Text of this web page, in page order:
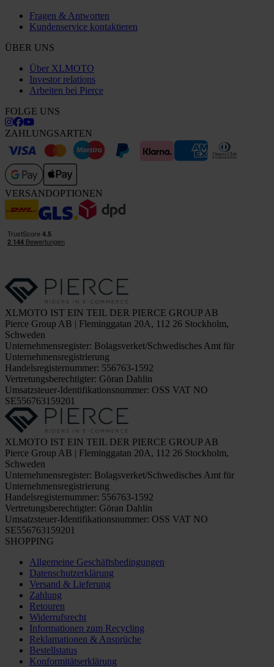
Fragen & Antworten
Kundenservice kontaktieren
ÜBER UNS
Über XLMOTO
Investor relations
Arbeiten bei Pierce
FOLGE UNS
ZAHLUNGSARTEN
VERSANDOPTIONEN
XLMOTO IST EIN TEIL DER PIERCE GROUP AB
Pierce Group AB | Fleminggatan 20A, 112 26 Stockholm,
Schweden
Unternehmensregister: Bolagsverket/Schwedisches Amt für
Unternehmensregistrierung
Handelsregisternummer: 556763-1592
Vertretungsberechtigter: Göran Dahlin
Umsatzsteuer-Identifikationsnummer: OSS VAT NO
SE556763159201
XLMOTO IST EIN TEIL DER PIERCE GROUP AB
Pierce Group AB | Fleminggatan 20A, 112 26 Stockholm,
Schweden
Unternehmensregister: Bolagsverket/Schwedisches Amt für
Unternehmensregistrierung
Handelsregisternummer: 556763-1592
Vertretungsberechtigter: Göran Dahlin
Umsatzsteuer-Identifikationsnummer: OSS VAT NO
SE556763159201
SHOPPING
Allgemeine Geschäftsbedingungen
Datenschutzerklärung
Versand & Lieferung
Zahlung
Retouren
Widerrufsrecht
Informationen zum Recycling
Reklamationen & Ansprüche
Bestellstatus
Konformitätserklärung